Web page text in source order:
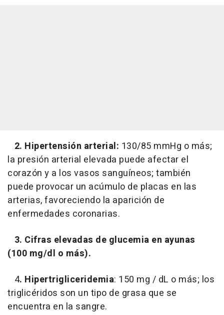
2. Hipertensión arterial: 130/85 mmHg o más;
la presión arterial elevada puede afectar el
corazón y a los vasos sanguíneos; también
puede provocar un acúmulo de placas en las
arterias, favoreciendo la aparición de
enfermedades coronarias.
3. Cifras elevadas de glucemia en ayunas
(100 mg/dl o más).
4. Hipertrigliceridemia: 150 mg / dL o más; los
triglicéridos son un tipo de grasa que se
encuentra en la sangre.